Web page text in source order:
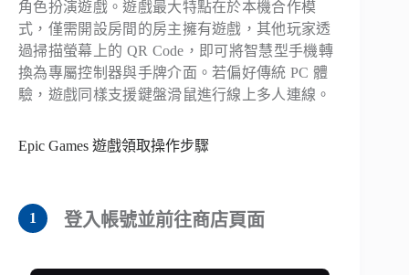
角色扮演遊戲。遊戲最大特點在於本機合作模
式，僅需開設房間的房主擁有遊戲，其他玩家透
過掃描螢幕上的 QR Code，即可將智慧型手機轉
換為專屬控制器與手牌介面。若偏好傳統 PC 體
驗，遊戲同樣支援鍵盤滑鼠進行線上多人連線。
Epic Games 遊戲領取操作步驟
登入帳號並前往商店頁面